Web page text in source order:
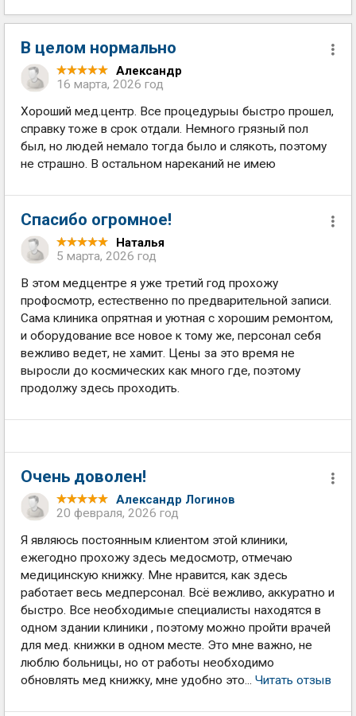
В целом нормально
Александр
16 марта, 2026 год
Хороший мед.центр. Все процедурыы быстро прошел,
справку тоже в срок отдали. Немного грязный пол
был, но людей немало тогда было и слякоть, поэтому
не страшно. В остальном нареканий не имею
Спасибо огромное!
Наталья
5 марта, 2026 год
В этом медцентре я уже третий год прохожу
профосмотр, естественно по предварительной записи.
Сама клиника опрятная и уютная с хорошим ремонтом,
и оборудование все новое к тому же, персонал себя
вежливо ведет, не хамит. Цены за это время не
выросли до космических как много где, поэтому
продолжу здесь проходить.
Очень доволен!
Александр Логинов
20 февраля, 2026 год
Я являюсь постоянным клиентом этой клиники,
ежегодно прохожу здесь медосмотр, отмечаю
медицинскую книжку. Мне нравится, как здесь
работает весь медперсонал. Всё вежливо, аккуратно и
быстро. Все необходимые специалисты находятся в
одном здании клиники , поэтому можно пройти врачей
для мед. книжки в одном месте. Это мне важно, не
люблю больницы, но от работы необходимо
обновлять мед книжку, мне удобно это... Читать отзыв